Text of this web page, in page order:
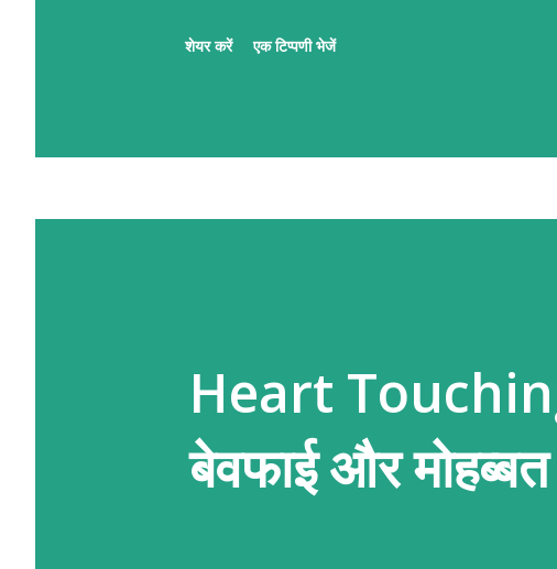
उनकी आंखें बोलती रही खुली किताबों की तरह
शेयर करें एक टिप्पणी भेजें
Heart
बेवफाई और